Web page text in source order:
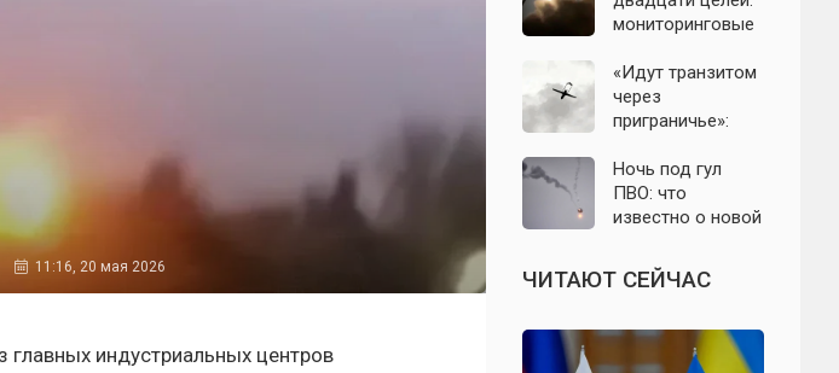
11:16, 20 мая 2026
главных индустриальных центров
мониторинговые
сообщили о
группе БПЛА на
подлёте к
«Идут транзитом
через
приграничье»:
точки запуска
дронов ВСУ по
Подмосковью
Ночь под гул
ПВО: что
известно о новой
Подмосковье и
Москву 6 августа
ЧИТАЮТ СЕЙЧАС